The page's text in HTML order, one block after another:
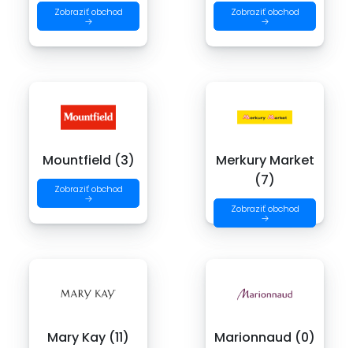
Zobraziť obchod
→
Zobraziť obchod
→
Mountfield (3)
Zobraziť obchod
→
Merkury Market
(7)
Zobraziť obchod
→
Mary Kay (11) Marionnaud (0)